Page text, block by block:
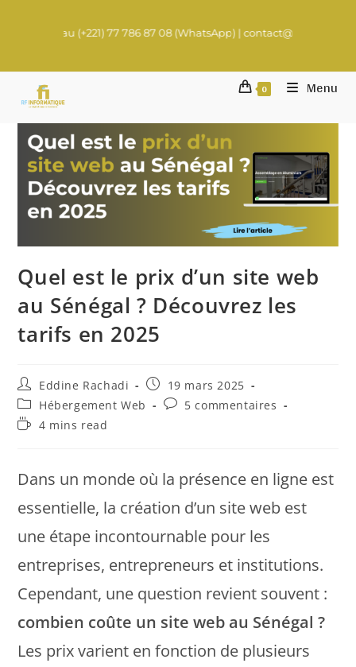
77 786 87 08 (WhatsApp) | contact@rachadifils.com
0 Menu
Quel est le prix d’un site web
au Sénégal ? Découvrez les
tarifs en 2025
Eddine Rachadi
19 mars 2025
Hébergement Web
5 commentaires
4 mins read
Dans un monde où la présence en ligne est
essentielle, la création d’un site web est
une étape incontournable pour les
entreprises, entrepreneurs et institutions.
Cependant, une question revient souvent :
combien coûte un site web au Sénégal ?
Les prix varient en fonction de plusieurs